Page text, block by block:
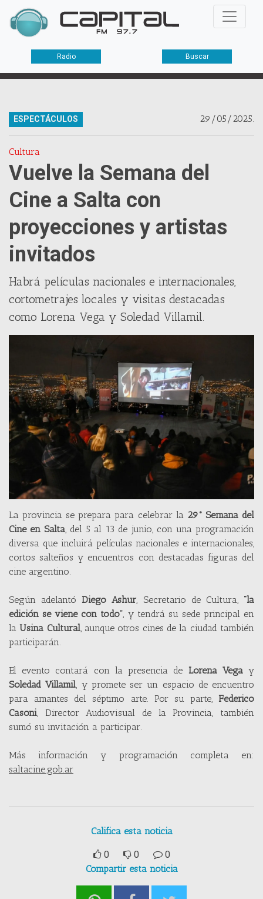
Radio Buscar
29/05/2025.
ESPECTÁCULOS
Cultura
Vuelve la Semana del
Cine a Salta con
proyecciones y artistas
invitados
Habrá películas nacionales e internacionales,
cortometrajes locales y visitas destacadas
como Lorena Vega y Soledad Villamil.
La provincia se prepara para celebrar la 29° Semana del
Cine en Salta , del 5 al 13 de junio, con una programación
diversa que incluirá películas nacionales e internacionales,
cortos salteños y encuentros con destacadas figuras del
cine argentino.
Según adelantó Diego Ashur , Secretario de Cultura, “la
edición se viene con todo” , y tendrá su sede principal en
laUsina Cultural, aunque otros cines de la ciudad también
participarán.
El evento contará con la presencia de Lorena Vegay
Soledad Villamil , y promete ser un espacio de encuentro
para amantes del séptimo arte. Por su parte, Federico
Casoni , Director Audiovisual de la Provincia, también
sumó su invitación a participar.
Más información y programación completa en:
saltacine.gob.ar
Califica esta noticia
0 0
0
Compartir esta noticia